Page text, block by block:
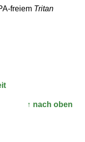
freiem Tritan
↑ nach oben